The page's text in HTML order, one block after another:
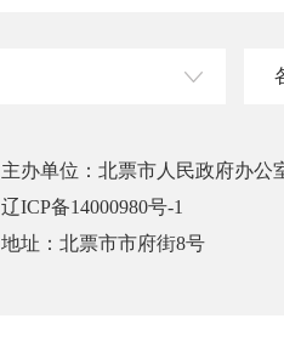
主办单位：北票市人民政府办公
辽ICP备14000980号-1
地址：北票市市府街8号